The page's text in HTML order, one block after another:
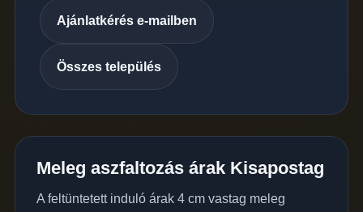
Ajánlatkérés e-mailben
Összes település
Meleg aszfaltozás árak Kisapostag
A feltüntetett induló árak 4 cm vastag meleg